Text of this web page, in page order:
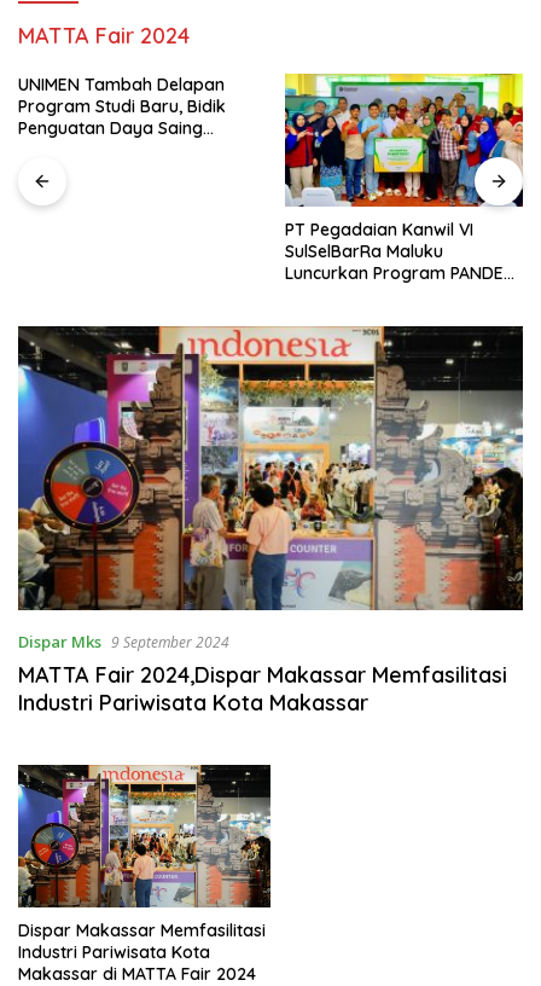
MATTA Fair 2024
UNIMEN Tambah Delapan
Program Studi Baru, Bidik
Penguatan Daya Saing
PT Pegadaian Kanwil VI
SulSelBarRa Maluku
Luncurkan Program PANDE
Dispar Mks 9 September 2024
MATTA Fair 2024,Dispar Makassar Memfasilitasi
Industri Pariwisata Kota Makassar
Dispar Makassar Memfasilitasi
Industri Pariwisata Kota
Makassar di MATTA Fair 2024